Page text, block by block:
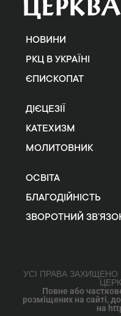
НОВИНИ
РКЦ В УКРАЇНІ
ЄПИСКОПАТ
ДІЄЦЕЗІЇ
КАТЕХИЗМ
МОЛИТОВНИК
ОСВІТА
БЛАГОДІЙНІСТЬ
ЗВОРОТНИЙ
УСІ ПРАВА ЗАХИЩЕНО
Повне або
розміщених на сайті,
на